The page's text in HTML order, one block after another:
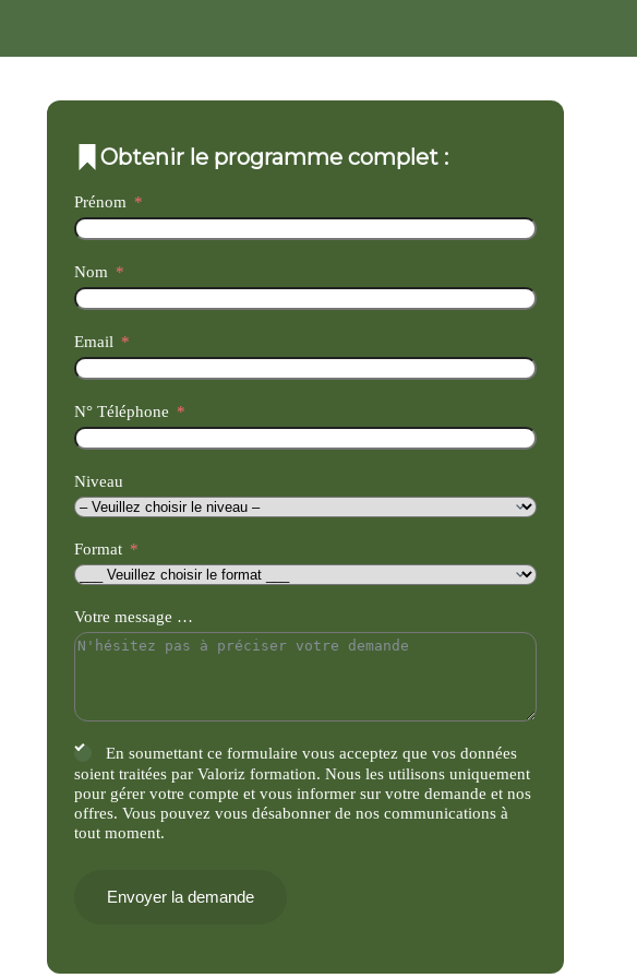
Obtenir le programme complet :
Prénom
Nom
Email
N° Téléphone
Niveau
Format
Votre message …
En soumettant ce formulaire vous acceptez que vos données
soient traitées par Valoriz formation. Nous les utilisons uniquement
pour gérer votre compte et vous informer sur votre demande et nos
offres. Vous pouvez vous désabonner de nos communications à
tout moment.
Envoyer la demande